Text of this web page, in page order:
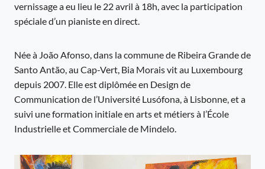
vernissage a eu lieu le 22 avril à 18h, avec la participation
spéciale d’un pianiste en direct.
Née à João Afonso, dans la commune de Ribeira Grande de
Santo Antão, au Cap-Vert, Bia Morais vit au Luxembourg
depuis 2007. Elle est diplômée en Design de
Communication de l’Université Lusófona, à Lisbonne, et a
suivi une formation initiale en arts et métiers à l’École
Industrielle et Commerciale de Mindelo.